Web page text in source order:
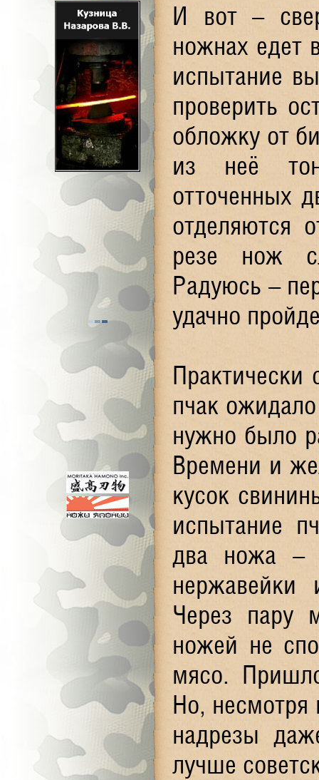
И вот –
ножнах едет
испытание
проверить
обложку от
из неё
отточенных
отделяются
резе нож
Радуюсь –
удачно
пчак
нужно было
Времени и
кусок
испытание
два ножа –
Через пару
ножей не
мясо.
Но, несмотря
надрезы
лучше